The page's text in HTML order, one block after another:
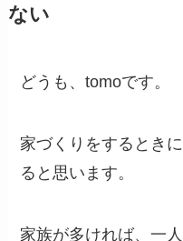
ない
どうも、tomoです。
家づくりをするとき
ると思います。
家族が多ければ、一